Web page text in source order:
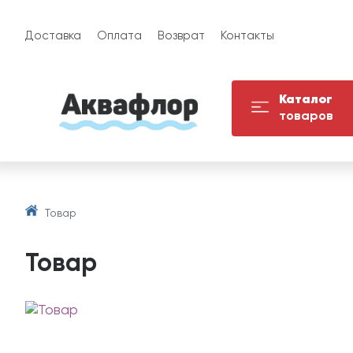
Доставка Оплата Возврат Контакты
Каталог
товаров
Товар
Товар